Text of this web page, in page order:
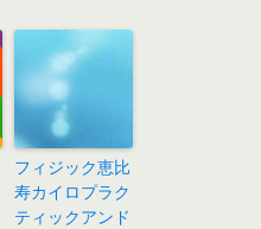
フィジック恵比
寿カイロプラク
ティックアンド